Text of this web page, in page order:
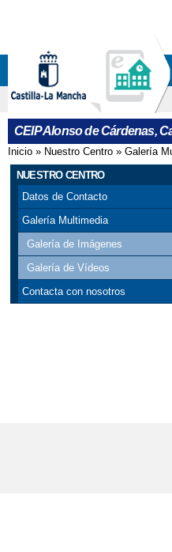
CEIP Alonso de Cárdenas,
Se encuentra
Inicio » Nuestro Centro » Galería
NUESTRO CENTRO
Datos de Contacto
Galería Multimedia
Galería de Imágenes
Galería de Vídeos
Contacta con nosotros